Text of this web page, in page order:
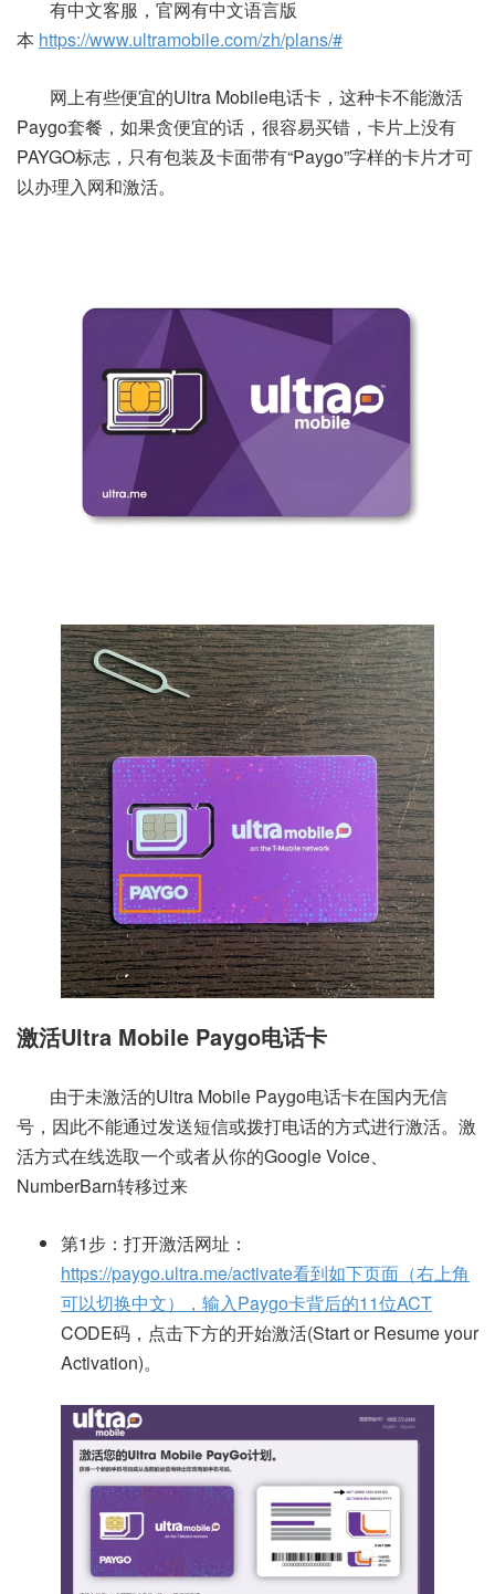
有中文客服，官网有中文语言版
本 https://www.ultramobile.com/zh/plans/#
网上有些便宜的Ultra Mobile电话卡，这种卡不能激活
Paygo套餐，如果贪便宜的话，很容易买错，卡片上没有
PAYGO标志，只有包装及卡面带有“Paygo”字样的卡片才可
以办理入网和激活。
激活Ultra Mobile Paygo电话卡
由于未激活的Ultra Mobile Paygo电话卡在国内无信
号，因此不能通过发送短信或拨打电话的方式进行激活。激
活方式在线选取一个或者从你的Google Voice、
NumberBarn转移过来
第1步：打开激活网址：
https://paygo.ultra.me/activate看到如下页面（右上角
可以切换中文），输入Paygo卡背后的11位ACT
CODE码，点击下方的开始激活(Start or Resume your
Activation)。